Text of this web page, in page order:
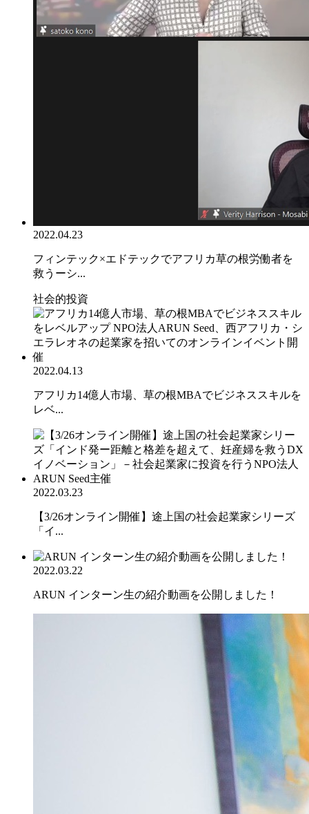
2022.04.23
フィンテック×エドテックでアフリカ草の根労働者を
救うーシ...
社会的投資
2022.04.13
アフリカ14億人市場、草の根MBAでビジネススキルを
レベ...
2022.03.23
【3/26オンライン開催】途上国の社会起業家シリーズ
「イ...
2022.03.22
ARUN インターン生の紹介動画を公開しました！